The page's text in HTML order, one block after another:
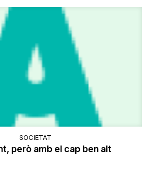
SOCIETAT
però amb el cap ben alt